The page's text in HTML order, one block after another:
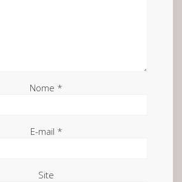
Nome *
E-mail *
Site